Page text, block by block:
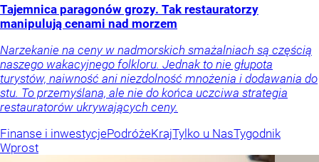
Tajemnica paragonów grozy. Tak restauratorzy
manipulują cenami nad morzem
Narzekanie na ceny w nadmorskich smażalniach są częścią
naszego wakacyjnego folkloru. Jednak to nie głupota
turystów, naiwność ani niezdolność mnożenia i dodawania do
stu. To przemyślana, ale nie do końca uczciwa strategia
restauratorów ukrywających ceny.
Finanse i inwestycjePodróżeKrajTylko u NasTygodnik
Wprost